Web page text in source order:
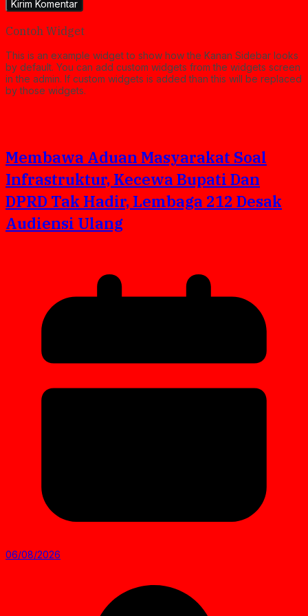
Contoh Widget
This is an example widget to show how the Kanan Sidebar looks
by default. You can add custom widgets from the widgets screen
in the admin. If custom widgets is added than this will be replaced
by those widgets.
Membawa Aduan Masyarakat Soal
Infrastruktur, Kecewa Bupati Dan
DPRD Tak Hadir, Lembaga 212 Desak
Audiensi Ulang
06/08/2026